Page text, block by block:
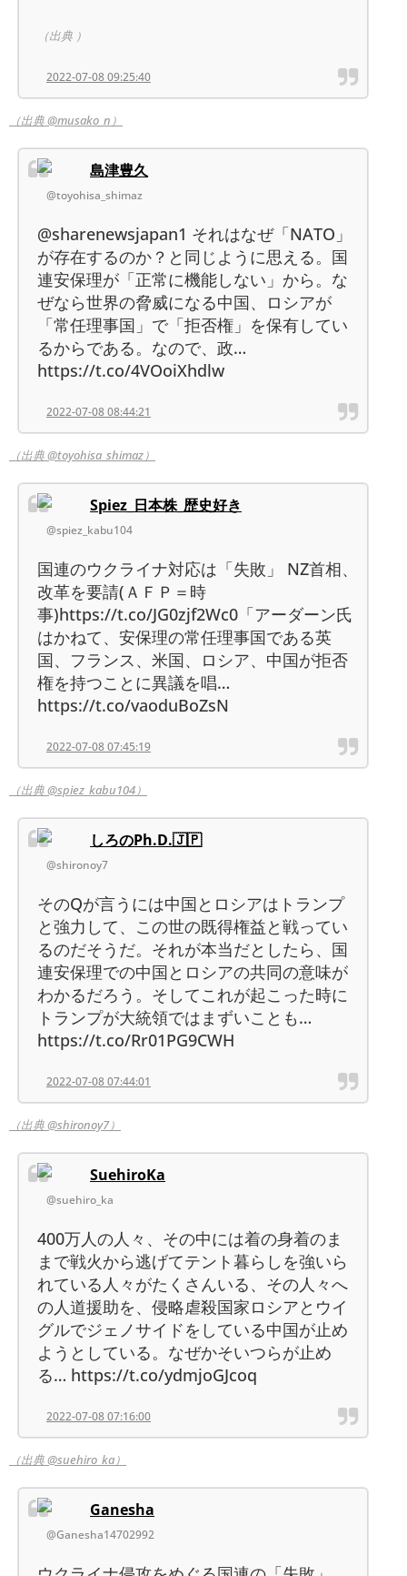
（出典 ）
2022-07-08 09:25:40
（出典 @musako_n）
島津豊久
@toyohisa_shimaz
@sharenewsjapan1 それはなぜ「NATO」
が存在するのか？と同じように思える。国
連安保理が「正常に機能しない」から。な
ぜなら世界の脅威になる中国、ロシアが
「常任理事国」で「拒否権」を保有してい
るからである。なので、政…
https://t.co/4VOoiXhdlw
2022-07-08 08:44:21
（出典 @toyohisa_shimaz）
Spiez_日本株_歴史好き
@spiez_kabu104
国連のウクライナ対応は「失敗」 NZ首相、
改革を要請(ＡＦＰ＝時
事)https://t.co/JG0zjf2Wc0「アーダーン氏
はかねて、安保理の常任理事国である英
国、フランス、米国、ロシア、中国が拒否
権を持つことに異議を唱…
https://t.co/vaoduBoZsN
2022-07-08 07:45:19
（出典 @spiez_kabu104）
しろのPh.D.🇯🇵
@shironoy7
そのQが言うには中国とロシアはトランプ
と強力して、この世の既得権益と戦ってい
るのだそうだ。それが本当だとしたら、国
連安保理での中国とロシアの共同の意味が
わかるだろう。そしてこれが起こった時に
トランプが大統領ではまずいことも…
https://t.co/Rr01PG9CWH
2022-07-08 07:44:01
（出典 @shironoy7）
SuehiroKa
@suehiro_ka
400万人の人々、その中には着の身着のま
まで戦火から逃げてテント暮らしを強いら
れている人々がたくさんいる、その人々へ
の人道援助を、侵略虐殺国家ロシアとウイ
グルでジェノサイドをしている中国が止め
ようとしている。なぜかそいつらが止め
る… https://t.co/ydmjoGJcoq
2022-07-08 07:16:00
（出典 @suehiro_ka）
Ganesha
@Ganesha14702992